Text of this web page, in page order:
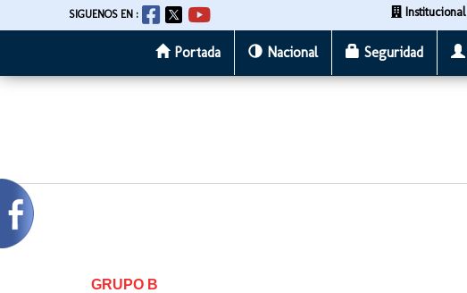
al
SIGUENOS EN : Institucional
Portada Nacional Seguridad
GRUPO B